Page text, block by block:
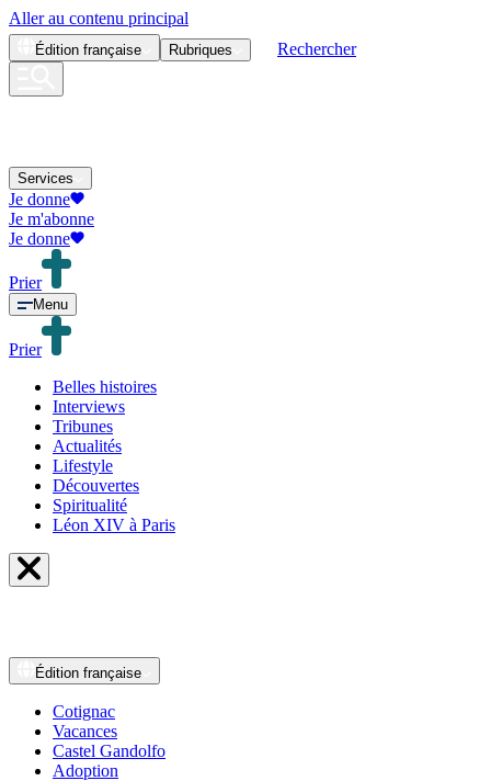
Aller au contenu principal
Édition française Rubriques Rechercher
Services
Je donne
Je m'abonne
Je donne
Prier
Menu
Prier
Belles histoires
Interviews
Tribunes
Actualités
Lifestyle
Découvertes
Spiritualité
Léon XIV à Paris
Édition française
Cotignac
Vacances
Castel Gandolfo
Adoption